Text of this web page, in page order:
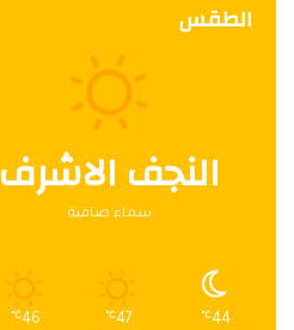
الطقس
النجف الاشرف
سماء صافية
44
℃
47
℃
46
℃